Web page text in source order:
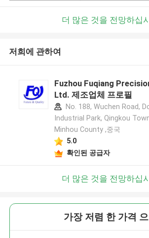
더 많은 것을 전망하십
저희에 관하여
Fuzhou Fuqiang
Ltd. 제조업체 프로필
No. 188, Wuchen Road,
Industrial Park, Qingkou
Minhou County ,중국
5.0
확인된 공급자
더 많은 것을 전망하십
가장 저렴 한 가격